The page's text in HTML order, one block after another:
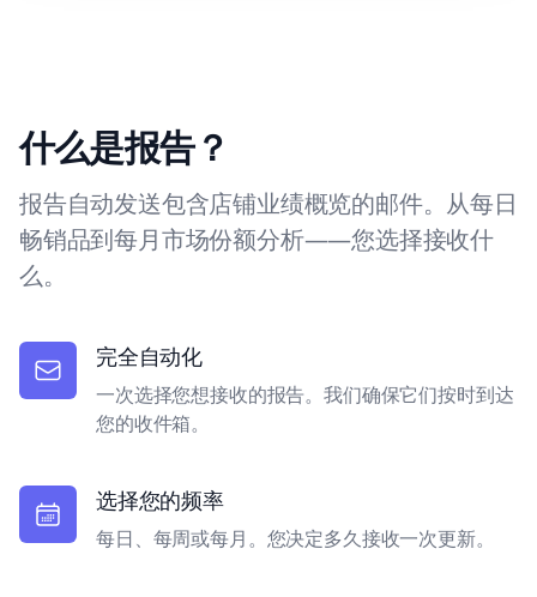
什么是报告？
报告自动发送包含店铺业绩概览的邮件。从每日
畅销品到每月市场份额分析——您选择接收什
么。
完全自动化
一次选择您想接收的报告。我们确保它们按时到达
您的收件箱。
选择您的频率
每日、每周或每月。您决定多久接收一次更新。